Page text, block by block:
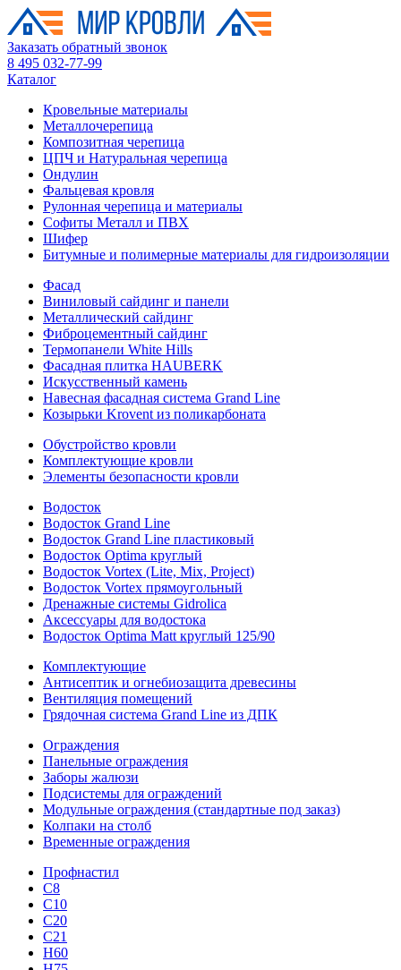
Заказать обратный звонок
8 495 032-77-99
Каталог
Кровельные материалы
Металлочерепица
Композитная черепица
ЦПЧ и Натуральная черепица
Ондулин
Фальцевая кровля
Рулонная черепица и материалы
Софиты Металл и ПВХ
Шифер
Битумные и полимерные материалы для гидроизоляции
Фасад
Виниловый сайдинг и панели
Металлический сайдинг
Фиброцементный сайдинг
Термопанели White Hills
Фасадная плитка HAUBERK
Искусственный камень
Навесная фасадная система Grand Line
Козырьки Krovent из поликарбоната
Обустройство кровли
Комплектующие кровли
Элементы безопасности кровли
Водосток
Водосток Grand Line
Водосток Grand Line пластиковый
Водосток Optima круглый
Водосток Vortex (Lite, Mix, Project)
Водосток Vortex прямоугольный
Дренажные системы Gidrolica
Аксессуары для водостока
Водосток Optima Matt круглый 125/90
Комплектующие
Антисептик и огнебиозащита древесины
Вентиляция помещений
Грядочная система Grand Line из ДПК
Ограждения
Панельные ограждения
Заборы жалюзи
Подсистемы для ограждений
Модульные ограждения (стандартные под заказ)
Колпаки на столб
Временные ограждения
Профнастил
С8
С10
С20
С21
H60